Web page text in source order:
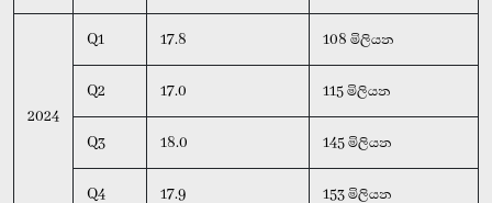
2024
Q1 17.8 108 මිලියන
Q2 17.0 115 මිලියන
Q3 18.0 145 මිලියන
Q4 17.9 153 මිලියන